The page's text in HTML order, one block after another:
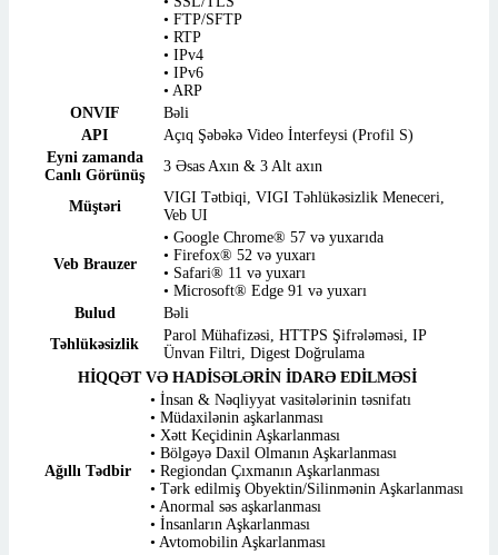
• FTP/SFTP
• RTP
• IPv4
• IPv6
• ARP
ONVIF
Bəli
API
Açıq Şəbəkə Video İnterfeysi (Profil S)
Eyni zamanda
Canlı Görünüş
3 Əsas Axın & 3 Alt axın
Müştəri
VIGI Tətbiqi, VIGI Təhlükəsizlik Meneceri,
Veb UI
Veb Brauzer
• Google Chrome® 57 və yuxarıda
• Firefox® 52 və yuxarı
• Safari® 11 və yuxarı
• Microsoft® Edge 91 və yuxarı
Bulud
Bəli
Təhlükəsizlik
Parol Mühafizəsi, HTTPS Şifrələməsi, IP
Ünvan Filtri, Digest Doğrulama
HİQQƏT VƏ HADİSƏLƏRİN İDARƏ EDİLMƏSİ
Ağıllı Tədbir
• İnsan & Nəqliyyat vasitələrinin təsnifatı
• Müdaxilənin aşkarlanması
• Xətt Keçidinin Aşkarlanması
• Bölgəyə Daxil Olmanın Aşkarlanması
• Regiondan Çıxmanın Aşkarlanması
• Tərk edilmiş Obyektin/Silinmənin Aşkarlanması
• Anormal səs aşkarlanması
• İnsanların Aşkarlanması
• Avtomobilin Aşkarlanması